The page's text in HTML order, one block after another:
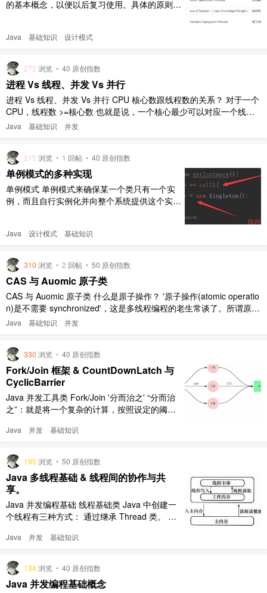
的基本概念，以便以后复习使用。具体的原则在
护性的设计目标 一个好的系统设计应该有如下
入现有的系统中，而又不会对该系统的其它模块
造成影响。 灵活性：代码 ..
Java 基础知识 设计模式
272 浏览 • 40 原创指数
进程 Vs 线程、并发 Vs 并行
进程 Vs 线程、并发 Vs 并行 CPU 核心数跟线程数的关系？ 对于一个
CPU，线程数 >=核心数 也就是说，一个核心最少可以对应一个线
程，但通过超线程技术，一个 CPU 核心可以同时运行俩个线程。 线
Java 基础知识 并发
215 浏览 • 1 回帖 • 40 原创指数
单例模式的多种实现
单例模式 单例模式来确保某一个类只有一个实
例，而且自行实例化并向整个系统提供这个实
供一个全局访问点。 单例模式是一种对象创建
式。 单例模式的要点有三个： 某个类只能有一
个实例 必须自行创建这个实例 ..
Java 设计模式 基础知识
310 浏览 • 2 回帖 • 50 原创指数
CAS 与 Auomic 原子类
CAS 与 Auomic 原子类 什么是原子操作？ '原子操作(atomic operatio
n)是不需要 synchronized'，这是多线程编程的老生常谈了。所谓原子
操作是指不会被线程调度机制打断的操作；这种操作一旦开始，就一
Java 基础知识 并发
330 浏览 • 40 原创指数
Fork/Join 框架 & CountDownLatch 与
CyclicBarrier
Java 并发工具类 Fork/Join '分而治之' “分而治
之”：就是将一个复杂的计算，按照设定的阈值
果进行汇总。 Fork/Join 框架：就是在必要的情
个小任务（拆到不可再拆时，即达到阈值以下）
再将一个个小任务计算的结果进行 ..
Java 并发 基础知识
195 浏览 • 50 原创指数
Java 多线程基础 & 线程间的协作与共
享。
Java 并发编程基础 线程基础类 Java 中创建一
个线程有三种方式： 通过继承 Thread 类。 通
re 创建线程。 public class NewThread { //runn
Java 并发 基础知识
134浏览 • 40 原创指数
Java 并发编程基础概念